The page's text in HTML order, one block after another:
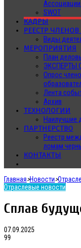
SWOT
КАДРЫ
РЕЕСТР
Виды
МЕРОПРИЯТИЯ
План
ЭКСПЕРТЫ
Опрос
Лента
Архив
ТЕХНОЛОГИИ
Наилучшие
ПАРТНЕРСТВО
Реестр
ломам
КОНТАКТЫ
Главная>Новости>
Отраслевые новости
Сплав
07.09.2025
99